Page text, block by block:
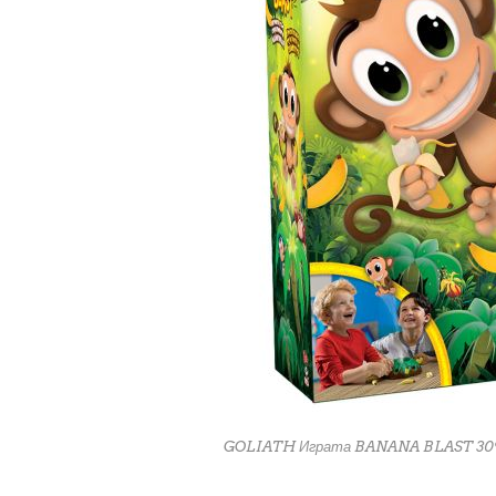
GOLIATH Играта BANANA BLAST